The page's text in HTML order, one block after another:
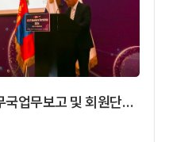
2024 회원단체 워크숍 - 사무국업무보고 및 회원단체 발표